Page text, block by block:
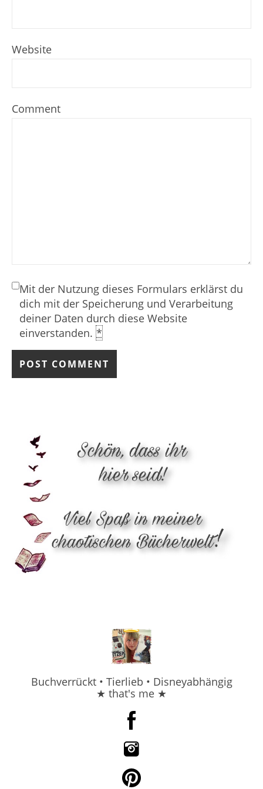
Website
Comment
Mit der Nutzung dieses Formulars erklärst du
dich mit der Speicherung und Verarbeitung
deiner Daten durch diese Website
einverstanden. *
Buchverrückt • Tierlieb • Disneyabhängig
★ that's me ★